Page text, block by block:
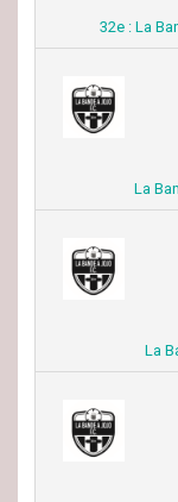
32e : La
La
La